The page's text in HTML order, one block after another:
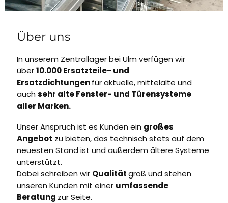
Über uns
In unserem Zentrallager bei Ulm verfügen wir
über10.000 Ersatzteile- und
Ersatzdichtungenfür aktuelle, mittelalte und
auch sehr alte Fenster- und Türensysteme
aller Marken.
Unser Anspruch ist es Kunden ein großes
Angebot zu bieten, das technisch stets auf dem
neuesten Stand ist und außerdem ältere Systeme
unterstützt.
Dabei schreiben wir Qualitätgroß und stehen
unseren Kunden mit einer umfassende
Beratung zur Seite.